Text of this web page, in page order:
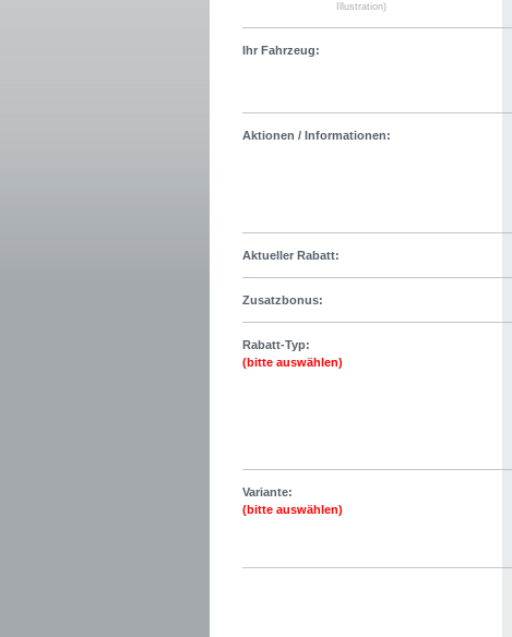
Illustration)
Ihr Fahrzeug:
Aktionen / Informationen:
Aktueller Rabatt:
Zusatzbonus:
Rabatt-Typ:
(bitte auswählen)
Variante:
(bitte auswählen)